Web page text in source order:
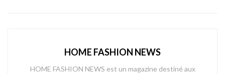
HOME FASHION NEWS
HOME FASHION NEWS est un magazine destiné aux